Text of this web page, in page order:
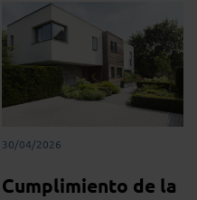
30/04/2026
Cumplimiento de la